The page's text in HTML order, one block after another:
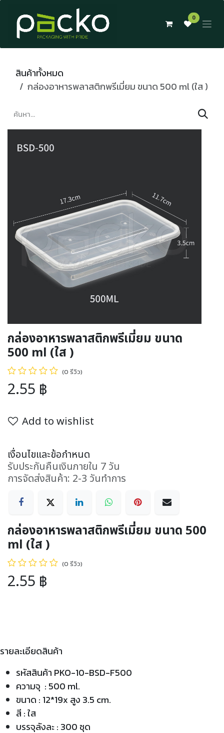
Skip to Content
0
สินค้าทั้งหมด
กล่องอาหารพลาสติกพรีเมี่ยม ขนาด 500 ml (ใส )
กล่องอาหารพลาสติกพรีเมี่ยม ขนาด
500 ml (ใส )
(0 รีวิว)
2.55 ฿
Add to wishlist
เงื่อนไขและข้อกำหนด
รับประกันคืนเงินภายใน 7 วัน
การจัดส่งสินค้า: 2-3 วันทำการ
กล่องอาหารพลาสติกพรีเมี่ยม ขนาด 500
ml (ใส )
(0 รีวิว)
2.55 ฿
รายละเอียดสินค้า
รหัสสินค้า PKO-10-BSD-F500
ความจุ : 500 ml.
ขนาด : 12*19x สูง 3.5 cm.
สี : ใส
บรรจุลังละ : 300 ชุด